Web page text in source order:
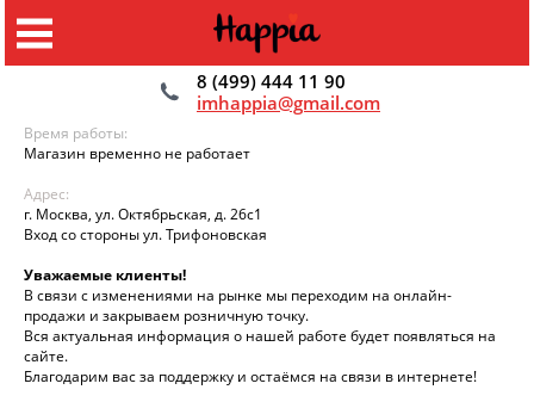
8 (499) 444 11 90
imhappia@gmail.com
Время работы:
Магазин временно не работает
Адрес:
г. Москва, ул. Октябрьская, д. 26с1
Вход со стороны ул. Трифоновская
Уважаемые клиенты!
В связи с изменениями на рынке мы переходим на онлайн-
продажи и закрываем розничную точку.
Вся актуальная информация о нашей работе будет появляться на
сайте.
Благодарим вас за поддержку и остаёмся на связи в интернете!